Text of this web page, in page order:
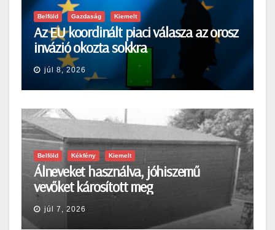
Belföld Gazdaság Kiemelt
Az EU koordinált piaci válasza az orosz
invázió okozta sokkra
júl 8, 2026
Belföld Kékfény Kiemelt
Álneveket használva, jóhiszemű
vevőket károsított meg
júl 7, 2026